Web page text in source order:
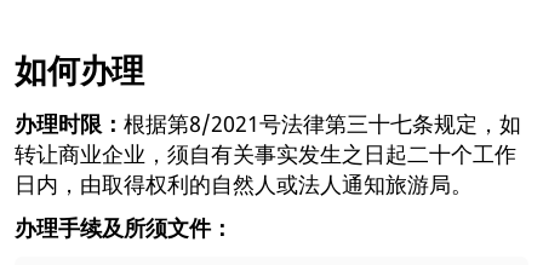
如何办理
办理时限： 根据第8/2021号法律第三十七条规定，如
转让商业企业，须自有关事实发生之日起二十个工作
日内，由取得权利的自然人或法人通知旅游局。
办理手续及所须文件：